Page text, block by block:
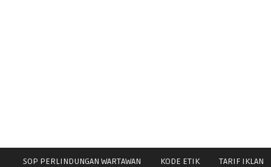
SOP PERLINDUNGAN WARTAWAN KODE ETIK TARIF IKLAN